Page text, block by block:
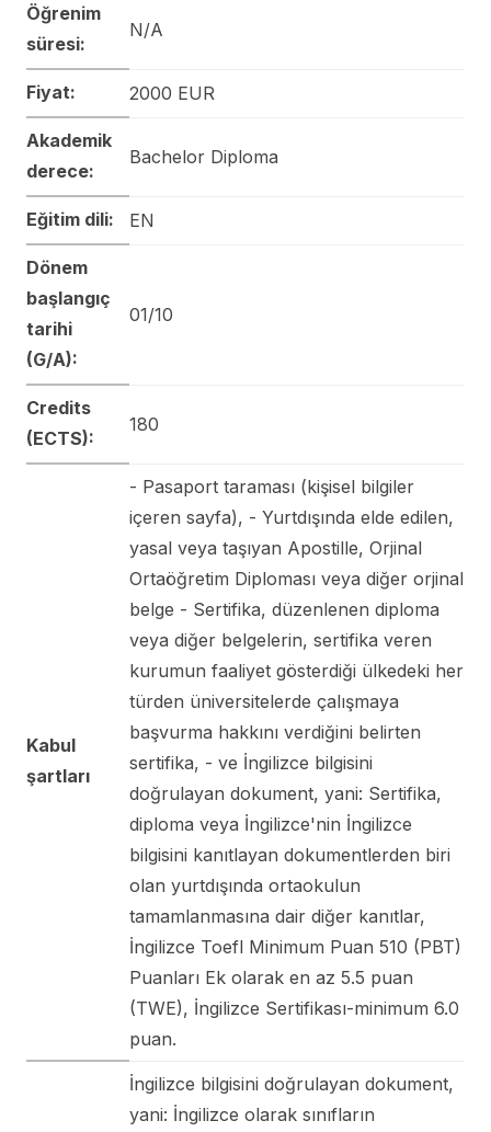
Öğrenim
süresi:
N/A
Fiyat: 2000 EUR
Akademik
derece:
Bachelor Diploma
Eğitim dili: EN
Dönem
başlangıç
tarihi
(G/A):
01/10
Credits
(ECTS):
180
Kabul
şartları
- Pasaport taraması (kişisel bilgiler
içeren sayfa), - Yurtdışında elde edilen,
yasal veya taşıyan Apostille, Orjinal
Ortaöğretim Diploması veya diğer orjinal
belge - Sertifika, düzenlenen diploma
veya diğer belgelerin, sertifika veren
kurumun faaliyet gösterdiği ülkedeki her
türden üniversitelerde çalışmaya
başvurma hakkını verdiğini belirten
sertifika, - ve İngilizce bilgisini
doğrulayan dokument, yani: Sertifika,
diploma veya İngilizce'nin İngilizce
bilgisini kanıtlayan dokumentlerden biri
olan yurtdışında ortaokulun
tamamlanmasına dair diğer kanıtlar,
İngilizce Toefl Minimum Puan 510 (PBT)
Puanları Ek olarak en az 5.5 puan
(TWE), İngilizce Sertifikası-minimum 6.0
puan.
İngilizce bilgisini doğrulayan dokument,
yani: İngilizce olarak sınıfların